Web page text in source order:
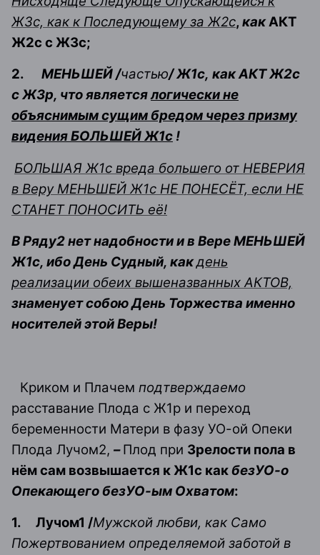
Ж3с, как к Последующему за Ж2с, какАКТ
Ж2с с Ж3с;
2.
МЕНЬШЕЙ /частью/ Ж1с, как АКТ Ж2с
с Ж3р, что являетсялогически не
объяснимым сущим бредом через призму
видения БОЛЬШЕЙ Ж1с !
БОЛЬШАЯ Ж1с вреда большего от НЕВЕРИЯ
в Веру МЕНЬШЕЙ Ж1с НЕ ПОНЕСЁТ, если НЕ
СТАНЕТ ПОНОСИТЬ её!
В Ряду2 нет надобности и в Вере МЕНЬШЕЙ
Ж1с, ибо День Судный, какдень
реализации обеих вышеназванных АКТОВ,
знаменует собою День Торжества именно
носителей этой Веры!
Криком и Плачем подтверждаемо
расставание Плода с Ж1р и переход
беременности Матери в фазу УО-ой Опеки
Плода Лучом2, –Плод при Зрелости пола в
нём сам возвышается к Ж1с какбезУО-о
Опекающего безУО-ым Охватом:
1.
Лучом1 /Мужской любви, как Само
Пожертвованием определяемой заботой в